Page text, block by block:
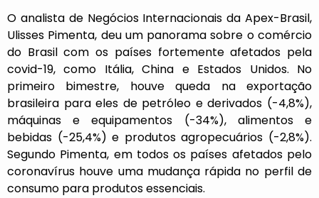
O analista de Negócios Internacionais da Apex-Brasil,
Ulisses Pimenta, deu um panorama sobre o comércio
do Brasil com os países fortemente afetados pela
covid-19, como Itália, China e Estados Unidos. No
primeiro bimestre, houve queda na exportação
brasileira para eles de petróleo e derivados (-4,8%),
máquinas e equipamentos (-34%), alimentos e
bebidas (-25,4%) e produtos agropecuários (-2,8%).
Segundo Pimenta, em todos os países afetados pelo
coronavírus houve uma mudança rápida no perfil de
consumo para produtos essenciais.